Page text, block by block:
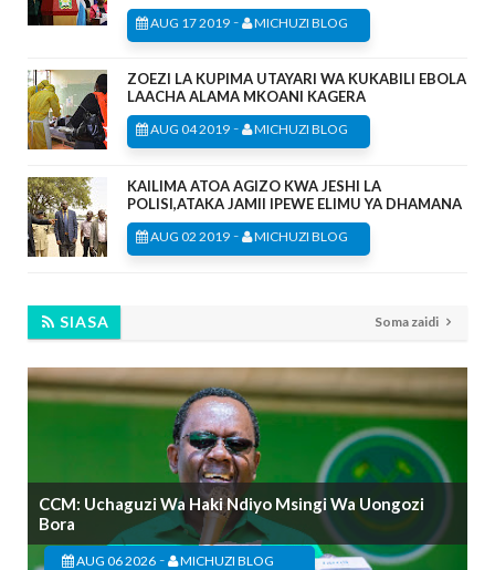
AUG 17 2019 - MICHUZI BLOG
ZOEZI LA KUPIMA UTAYARI WA KUKABILI EBOLA
LAACHA ALAMA MKOANI KAGERA
AUG 04 2019 - MICHUZI BLOG
KAILIMA ATOA AGIZO KWA JESHI LA
POLISI,ATAKA JAMII IPEWE ELIMU YA DHAMANA
AUG 02 2019 - MICHUZI BLOG
SIASA Soma zaidi
CCM: Uchaguzi Wa Haki Ndiyo Msingi Wa Uongozi
Bora
AUG 06 2026 - MICHUZI BLOG